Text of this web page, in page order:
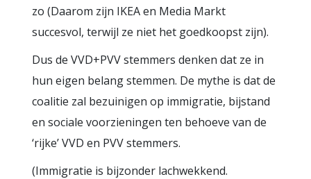
zo (Daarom zijn IKEA en Media Markt
succesvol, terwijl ze niet het goedkoopst zijn).
Dus de VVD+PVV stemmers denken dat ze in
hun eigen belang stemmen. De mythe is dat de
coalitie zal bezuinigen op immigratie, bijstand
en sociale voorzieningen ten behoeve van de
‘rijke’ VVD en PVV stemmers.
(Immigratie is bijzonder lachwekkend.